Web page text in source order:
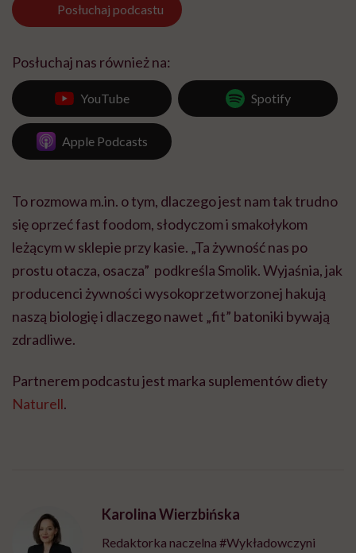
Posłuchaj podcastu
Posłuchaj nas również na:
YouTube Spotify
Apple Podcasts
To rozmowa m.in. o tym, dlaczego jest nam tak trudno
się oprzeć fast foodom, słodyczom i smakołykom
leżącym w sklepie przy kasie. „Ta żywność nas po
prostu otacza, osacza” podkreśla Smolik. Wyjaśnia, jak
producenci żywności wysokoprzetworzonej hakują
naszą biologię i dlaczego nawet „fit” batoniki bywają
zdradliwe.
Partnerem podcastu jest marka suplementów diety
Naturell.
Karolina Wierzbińska
Redaktorka naczelna #Wykładowczyni